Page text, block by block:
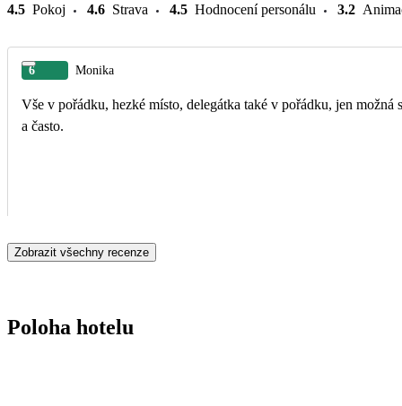
4.5 Pokoj 4.6 Strava 4.5 Hodnocení personálu 3.2
6 Monika
Vše v pořádku, hezké místo, delegátka také v pořádku, jen
a často.
Zobrazit všechny recenze
Poloha hotelu